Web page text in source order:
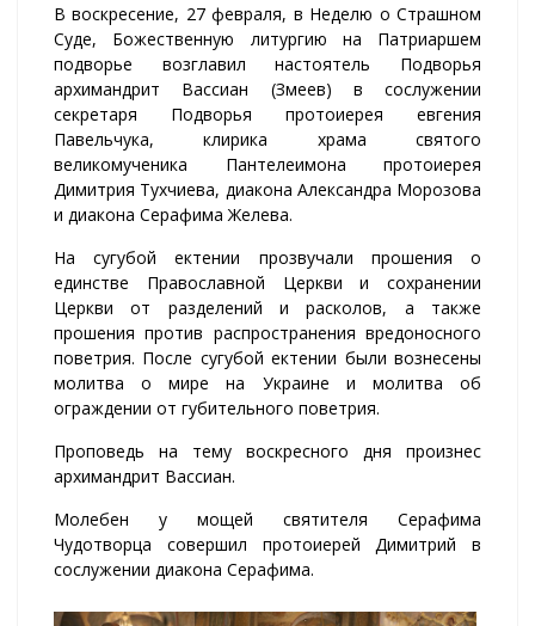
В воскресение, 27 февраля, в Неделю о Страшном
Суде, Божественную литургию на Патриаршем
подворье возглавил настоятель Подворья
архимандрит Вассиан (Змеев) в сослужении
секретаря Подворья протоиерея евгения
Павельчука, клирика храма святого
великомученика Пантелеимона протоиерея
Димитрия Тухчиева, диакона Александра Морозова
и диакона Серафима Желева.
На сугубой ектении прозвучали прошения о
единстве Православной Церкви и сохранении
Церкви от разделений и расколов, а также
прошения против распространения вредоносного
поветрия. После сугубой ектении были вознесены
молитва о мире на Украине и молитва об
ограждении от губительного поветрия.
Проповедь на тему воскресного дня произнес
архимандрит Вассиан.
Молебен у мощей святителя Серафима
Чудотворца совершил протоиерей Димитрий в
сослужении диакона Серафима.